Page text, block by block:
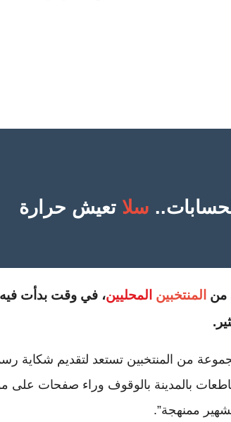
سلا تعيش حرارة
من المنتخبين المحليين، في وقت بدأت فيه
من المنتخبين تستعد لتقديم شكاية
بالمدينة بالوقوف وراء صفحات على
ممنهجة”.